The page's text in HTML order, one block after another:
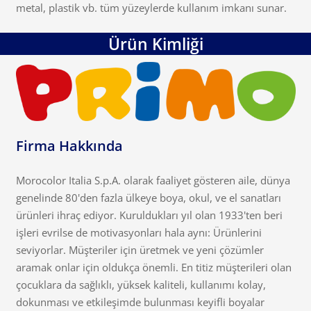
metal, plastik vb. tüm yüzeylerde kullanım imkanı sunar.
Ürün Kimliği
Firma Hakkında
Morocolor Italia S.p.A. olarak faaliyet gösteren aile, dünya
genelinde 80'den fazla ülkeye boya, okul, ve el sanatları
ürünleri ihraç ediyor. Kuruldukları yıl olan 1933'ten beri
işleri evrilse de motivasyonları hala aynı: Ürünlerini
seviyorlar. Müşteriler için üretmek ve yeni çözümler
aramak onlar için oldukça önemli. En titiz müşterileri olan
çocuklara da sağlıklı, yüksek kaliteli, kullanımı kolay,
dokunması ve etkileşimde bulunması keyifli boyalar